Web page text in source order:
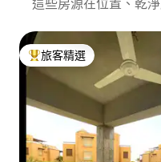
這些房源在位置、乾
旅客精選榜首
旅客精選